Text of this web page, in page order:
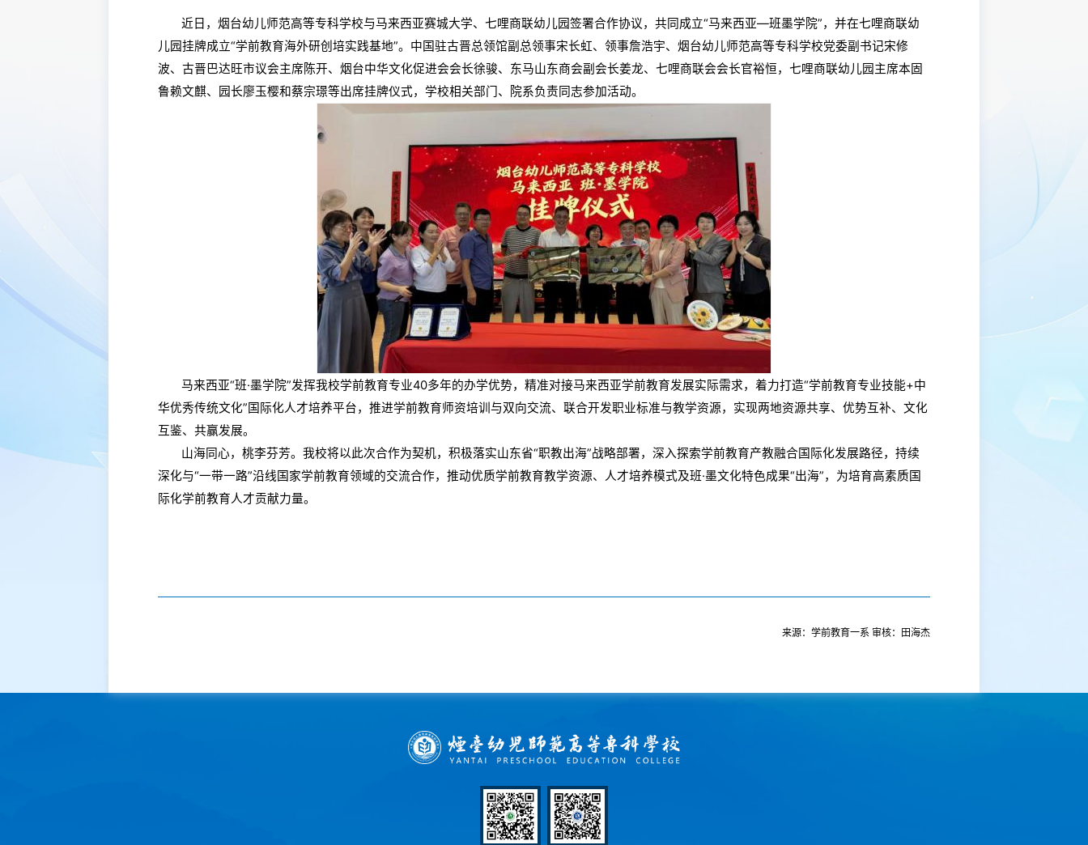
近日，烟台幼儿师范高等专科学校与马来西亚赛城大学、七哩商联幼儿园签署合作协议，共同成立“马来西亚—班墨学院”，并在七哩商联幼
儿园挂牌成立“学前教育海外研创培实践基地”。中国驻古晋总领馆副总领事宋长虹、领事詹浩宇、烟台幼儿师范高等专科学校党委副书记宋修
波、古晋巴达旺市议会主席陈开、烟台中华文化促进会会长徐骏、东马山东商会副会长姜龙、七哩商联会会长官裕恒，七哩商联幼儿园主席本固
鲁赖文麒、园长廖玉樱和蔡宗璟等出席挂牌仪式，学校相关部门、院系负责同志参加活动。
马来西亚“班·墨学院”发挥我校学前教育专业40多年的办学优势，精准对接马来西亚学前教育发展实际需求，着力打造“学前教育专业技能+中
华优秀传统文化”国际化人才培养平台，推进学前教育师资培训与双向交流、联合开发职业标准与教学资源，实现两地资源共享、优势互补、文化
互鉴、共赢发展。
山海同心，桃李芬芳。我校将以此次合作为契机，积极落实山东省“职教出海”战略部署，深入探索学前教育产教融合国际化发展路径，持续
深化与“一带一路”沿线国家学前教育领域的交流合作，推动优质学前教育教学资源、人才培养模式及班·墨文化特色成果“出海”，为培育高素质国
际化学前教育人才贡献力量。
来源：学前教育一系 审核：田海杰